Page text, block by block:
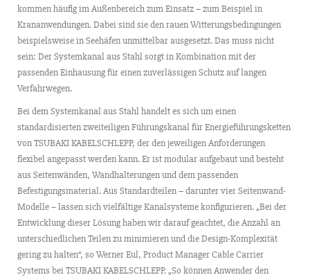
kommen häufig im Außenbereich zum Einsatz – zum Beispiel in
Krananwendungen. Dabei sind sie den rauen Witterungsbedingungen
beispielsweise in Seehäfen unmittelbar ausgesetzt. Das muss nicht
sein: Der Systemkanal aus Stahl sorgt in Kombination mit der
passenden Einhausung für einen zuverlässigen Schutz auf langen
Verfahrwegen.
Bei dem Systemkanal aus Stahl handelt es sich um einen
standardisierten zweiteiligen Führungskanal für Energieführungsketten
von TSUBAKI KABELSCHLEPP, der den jeweiligen Anforderungen
flexibel angepasst werden kann. Er ist modular aufgebaut und besteht
aus Seitenwänden, Wandhalterungen und dem passenden
Befestigungsmaterial. Aus Standardteilen – darunter vier Seitenwand-
Modelle – lassen sich vielfältige Kanalsysteme konfigurieren. „Bei der
Entwicklung dieser Lösung haben wir darauf geachtet, die Anzahl an
unterschiedlichen Teilen zu minimieren und die Design-Komplexität
gering zu halten“, so Werner Eul, Product Manager Cable Carrier
Systems bei TSUBAKI KABELSCHLEPP. „So können Anwender den